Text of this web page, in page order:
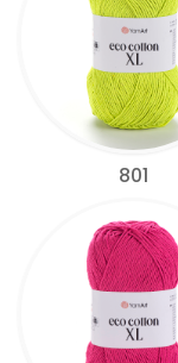
801